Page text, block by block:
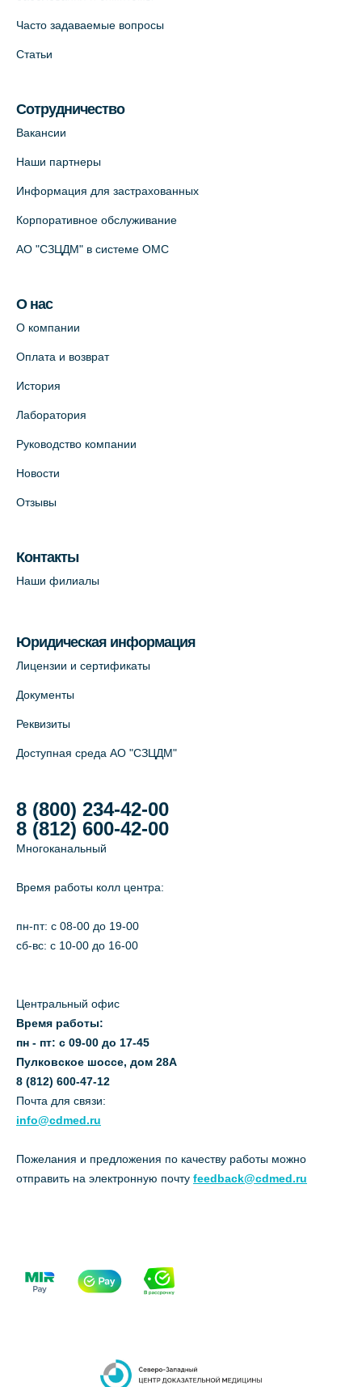
Часто задаваемые вопросы
Статьи
Сотрудничество
Вакансии
Наши партнеры
Информация для застрахованных
Корпоративное обслуживание
АО "СЗЦДМ" в системе ОМС
О нас
О компании
Оплата и возврат
История
Лаборатория
Руководство компании
Новости
Отзывы
Контакты
Наши филиалы
Юридическая информация
Лицензии и сертификаты
Документы
Реквизиты
Доступная среда АО "СЗЦДМ"
8 (800) 234-42-00
8 (812) 600-42-00
Многоканальный
Время работы колл центра:
пн-пт: c 08-00 до 19-00
сб-вс: с 10-00 до 16-00
Центральный офис
Время работы:
пн - пт: с 09-00 до 17-45
Пулковское шоссе, дом 28А
8 (812) 600-47-12
Почта для связи:
info@cdmed.ru
Пожелания и предложения по качеству работы можно
отправить на электронную почту feedback@cdmed.ru